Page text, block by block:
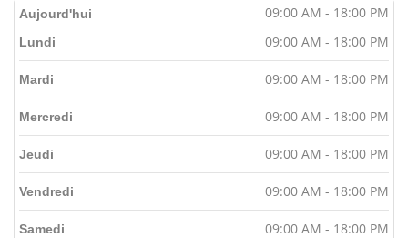
Aujourd'hui 09:00 AM - 18:00 PM
Lundi 09:00 AM - 18:00 PM
Mardi 09:00 AM - 18:00 PM
Mercredi 09:00 AM - 18:00 PM
Jeudi 09:00 AM - 18:00 PM
Vendredi 09:00 AM - 18:00 PM
Samedi 09:00 AM - 18:00 PM